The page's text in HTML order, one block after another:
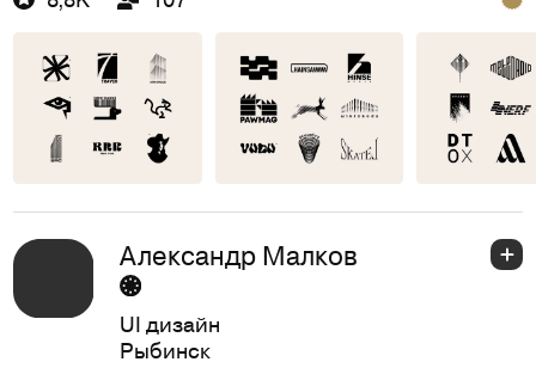
Александр Малков
UI дизайн
Рыбинск